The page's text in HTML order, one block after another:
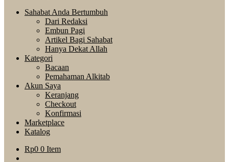
Sahabat Anda Bertumbuh
Dari Redaksi
Embun Pagi
Artikel Bagi Sahabat
Hanya Dekat Allah
Kategori
Bacaan
Pemahaman Alkitab
Akun Saya
Keranjang
Checkout
Konfirmasi
Marketplace
Katalog
Rp0 0 Item